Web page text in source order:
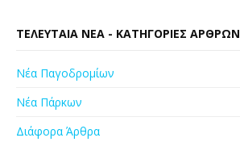
ΤΕΛΕΥΤΑΊΑ ΝΈΑ - ΚΑΤΗΓΟΡΊΕΣ ΆΡΘΡΩΝ
Νέα Παγοδρομίων
Νέα Πάρκων
Διάφορα Άρθρα